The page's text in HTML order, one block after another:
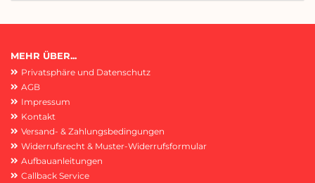
MEHR ÜBER...
Privatsphäre und Datenschutz
AGB
Impressum
Kontakt
Versand- & Zahlungsbedingungen
Widerrufsrecht & Muster-Widerrufsformular
Aufbauanleitungen
Callback Service